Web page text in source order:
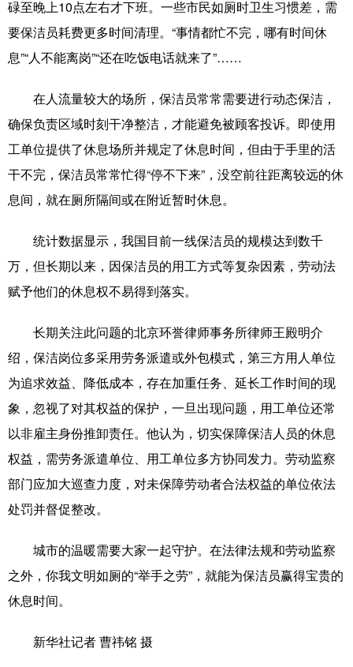
碌至晚上10点左右才下班。一些市民如厕时卫生习惯差，需
要保洁员耗费更多时间清理。“事情都忙不完，哪有时间休
息”“人不能离岗”“还在吃饭电话就来了”……
在人流量较大的场所，保洁员常常需要进行动态保洁，
确保负责区域时刻干净整洁，才能避免被顾客投诉。即使用
工单位提供了休息场所并规定了休息时间，但由于手里的活
干不完，保洁员常常忙得“停不下来”，没空前往距离较远的休
息间，就在厕所隔间或在附近暂时休息。
统计数据显示，我国目前一线保洁员的规模达到数千
万，但长期以来，因保洁员的用工方式等复杂因素，劳动法
赋予他们的休息权不易得到落实。
长期关注此问题的北京环誉律师事务所律师王殿明介
绍，保洁岗位多采用劳务派遣或外包模式，第三方用人单位
为追求效益、降低成本，存在加重任务、延长工作时间的现
象，忽视了对其权益的保护，一旦出现问题，用工单位还常
以非雇主身份推卸责任。他认为，切实保障保洁人员的休息
权益，需劳务派遣单位、用工单位多方协同发力。劳动监察
部门应加大巡查力度，对未保障劳动者合法权益的单位依法
处罚并督促整改。
城市的温暖需要大家一起守护。在法律法规和劳动监察
之外，你我文明如厕的“举手之劳”，就能为保洁员赢得宝贵的
休息时间。
新华社记者 曹祎铭 摄